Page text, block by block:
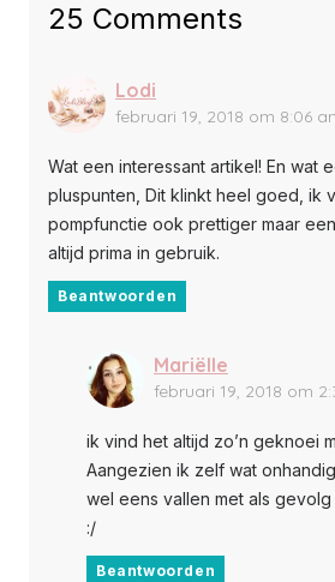
25 Comments
Lodi
februari 19, 2018 om 8:06
Wat een interessant artikel! En wat
pluspunten, Dit klinkt heel goed, ik
pompfunctie ook prettiger maar
altijd prima in gebruik.
Beantwoorden
Mariëlle
februari 19, 2018 om
ik vind het altijd zo’n geknoei
Aangezien ik zelf wat
wel eens vallen met als
:/
Beantwoorden